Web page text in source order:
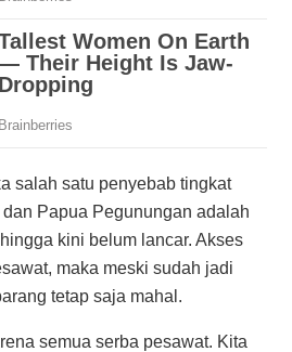
salah satu penyebab tingkat
Papua Pegunungan adalah
kini belum lancar. Akses
maka meski sudah jadi
tetap saja mahal.
semua serba pesawat. Kita